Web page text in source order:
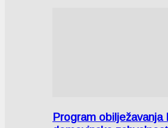
Program obilježavanja